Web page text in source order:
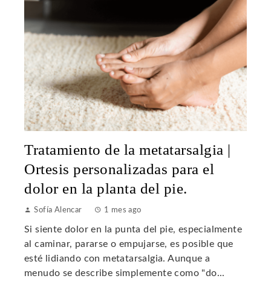
Tratamiento de la metatarsalgia |
Ortesis personalizadas para el
dolor en la planta del pie.
Sofía Alencar 1 mes ago
Si siente dolor en la punta del pie, especialmente
al caminar, pararse o empujarse, es posible que
esté lidiando con metatarsalgia. Aunque a
menudo se describe simplemente como "do...